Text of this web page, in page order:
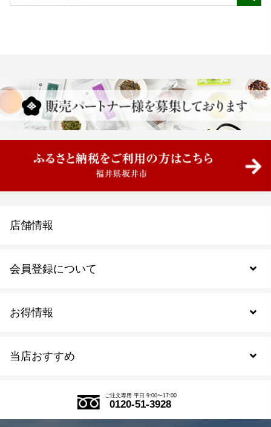
当店おすすめ
式部の香りシリーズ
お得情報
会員登録について
会員規約について
店舗情報
ご注文専用 平日 9:00〜17:00
0120-51-3928